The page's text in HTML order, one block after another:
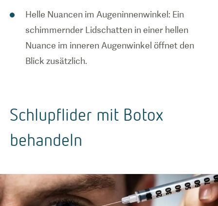
Helle Nuancen im Augeninnenwinkel: Ein
schimmernder Lidschatten in einer hellen
Nuance im inneren Augenwinkel öffnet den
Blick zusätzlich.
Schlupflider mit Botox
behandeln